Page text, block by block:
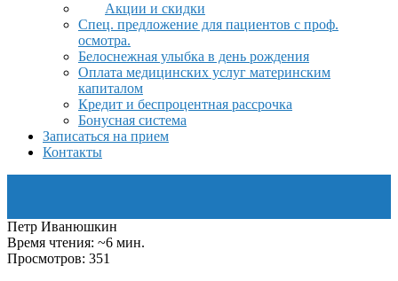
Акции и скидки
Спец. предложение для пациентов с проф.
осмотра.
Белоснежная улыбка в день рождения
Оплата медицинских услуг материнским
капиталом
Кредит и беспроцентная рассрочка
Бонусная система
Записаться на прием
Контакты
Петр Иванюшкин
Время чтения: ~6 мин.
Просмотров: 351